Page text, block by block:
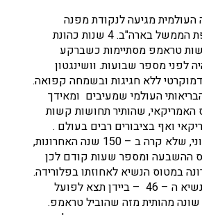
מגיעה לנקודת מפנה
משמעותית בהחלפת הממשל בארה"ב. 4 שנות כהונת
טראמפ מסתיימות כשברקע
לפני מספר שבועות. וושינגטון
ללא חגיגות ובשמחה קפואה.
העולמי שמעיבים ומאידך
האמריקאי, שהותיר תחושות קשות
ואף בציבורים רבים בעולם .
טראמפ בצעד קיצוני, שלא קרה ב – 150 שנה האחרונות,
ההשבעה ומספר שעות קודם לכן
במטוס הנשיא לאחוזתו בפלורידה.
יחד עם השבעת הנשיא ה – 46 – ביידן תצא לפועל
שונה מהותית מזה שהוביל טראמפ.